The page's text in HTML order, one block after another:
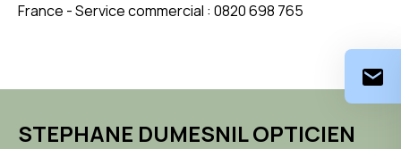
France - Service commercial : 0820 698 765
STEPHANE DUMESNIL OPTICIEN